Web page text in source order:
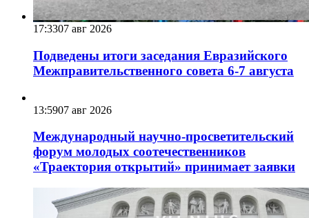
17:3307 авг 2026
Подведены итоги заседания Евразийского
Межправительственного совета 6-7 августа
13:5907 авг 2026
Международный научно-просветительский
форум молодых соотечественников
«Траектория открытий» принимает заявки